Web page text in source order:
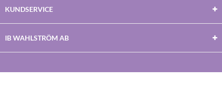
KUNDSERVICE
IB WAHLSTRÖM AB
Facebook
TwitterYoutubeInstagram